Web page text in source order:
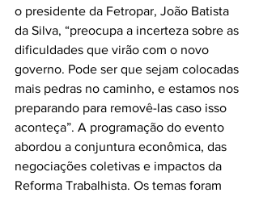
o presidente da Fetropar, João Batista
da Silva, “preocupa a incerteza sobre as
dificuldades que virão com o novo
governo. Pode ser que sejam colocadas
mais pedras no caminho, e estamos nos
preparando para removê-las caso isso
aconteça”. A programação do evento
abordou a conjuntura econômica, das
negociações coletivas e impactos da
Reforma Trabalhista. Os temas foram